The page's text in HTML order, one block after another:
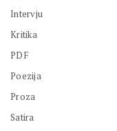
Intervju
Kritika
PDF
Poezija
Proza
Satira